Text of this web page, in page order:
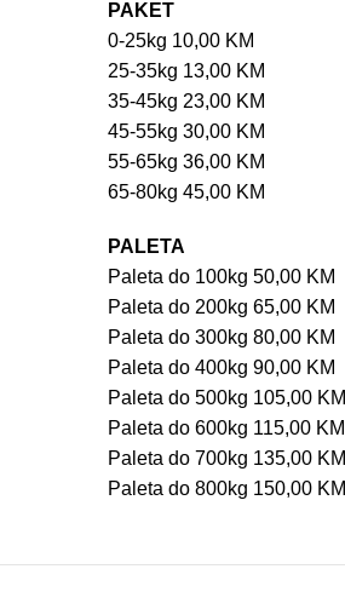
PAKET
0-25kg 10,00 KM
25-35kg 13,00 KM
35-45kg 23,00 KM
45-55kg 30,00 KM
55-65kg 36,00 KM
65-80kg 45,00 KM
PALETA
Paleta do 100kg 50,00 KM
Paleta do 200kg 65,00 KM
Paleta do 300kg 80,00 KM
Paleta do 400kg 90,00 KM
Paleta do 500kg 105,00 KM
Paleta do 600kg 115,00 KM
Paleta do 700kg 135,00 KM
Paleta do 800kg 150,00 KM